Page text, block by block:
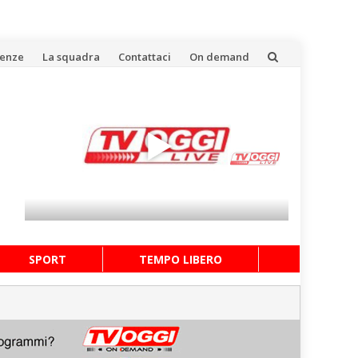
La squadra Contattaci On demand
SPORT TEMPO LIBERO